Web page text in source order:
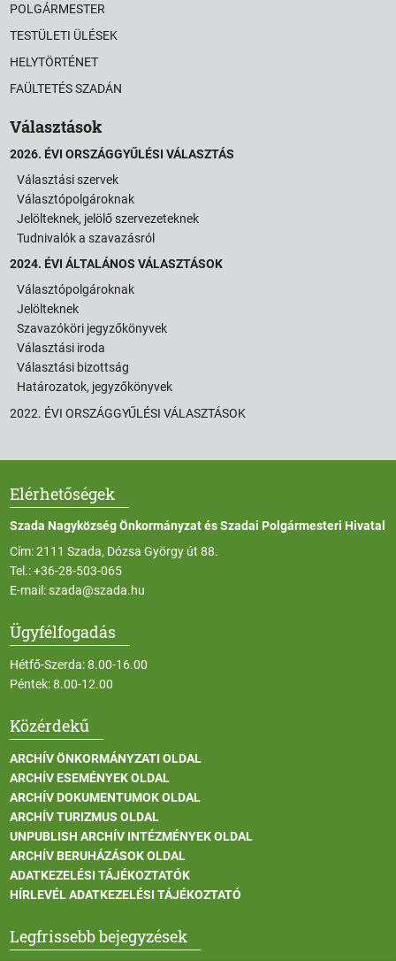
POLGÁRMESTER
TESTÜLETI ÜLÉSEK
HELYTÖRTÉNET
FAÜLTETÉS SZADÁN
Választások
2026. ÉVI ORSZÁGGYŰLÉSI VÁLASZTÁS
Választási szervek
Választópolgároknak
Jelölteknek, jelölő szervezeteknek
Tudnivalók a szavazásról
2024. ÉVI ÁLTALÁNOS VÁLASZTÁSOK
Választópolgároknak
Jelölteknek
Szavazóköri jegyzőkönyvek
Választási iroda
Választási bizottság
Határozatok, jegyzőkönyvek
2022. ÉVI ORSZÁGGYŰLÉSI VÁLASZTÁSOK
Elérhetőségek
Szada Nagyközség Önkormányzat és Szadai Polgármesteri Hivatal
Cím: 2111 Szada, Dózsa György út 88.
Tel.:+36-28-503-065
E-mail:szada@szada.hu
Ügyfélfogadás
Hétfő-Szerda: 8.00-16.00
Péntek: 8.00-12.00
Közérdekű
ARCHÍV ÖNKORMÁNYZATI OLDAL
ARCHÍV ESEMÉNYEK OLDAL
ARCHÍV DOKUMENTUMOK OLDAL
ARCHÍV TURIZMUS OLDAL
UNPUBLISH ARCHÍV INTÉZMÉNYEK OLDAL
ARCHÍV BERUHÁZÁSOK OLDAL
ADATKEZELÉSI TÁJÉKOZTATÓK
HÍRLEVÉL ADATKEZELÉSI TÁJÉKOZTATÓ
Legfrissebb bejegyzések